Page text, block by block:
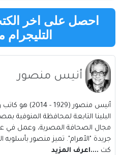
احصل على اخر
أنيس منصور
أنيس منصور
البلينا التابعة لمحافظة المنوفية
مجال الصحافة المصرية، وعمل في
جريدة "الأهرام". تميز منصور
كت ....اعرف المزيد